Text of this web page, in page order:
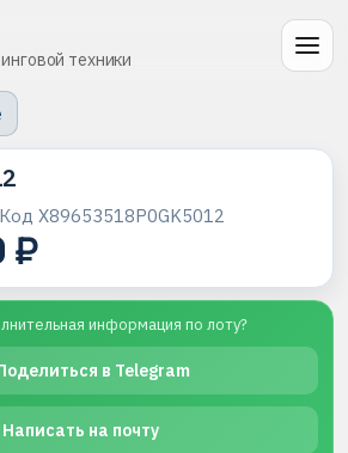
техники
Код X89653518P0GK5012
₽
информация по лоту?
в Telegram
Написать на почту